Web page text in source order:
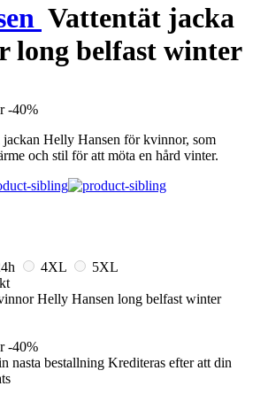
Vattentät jacka
long belfast winter
-40%
jackan Helly Hansen för kvinnor, som
och stil för att möta en hård vinter.
4XL
5XL
-40%
nasta bestallning Krediteras efter att din